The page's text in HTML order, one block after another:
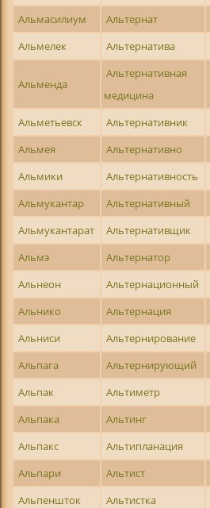
Альмасилиум
Альтернат
Альмелек
Альтернатива
Альменда
Альтернативная
медицина
Альметьевск Альтернативник
Альмея
Альтернативно
Альмики
Альтернативность
Альмукантар
Альтернативный
Альмукантарат
Альтернативщик
Альмэ
Альтернатор
Альнеон
Альтернационный
Альнико
Альтернация
Альниси
Альтернирование
Альпага
Альтернирующий
Альпак
Альтиметр
Альпака
Альтинг
Альпакс
Альтипланация
Альпари
Альтист
Альпеншток
Альтистка